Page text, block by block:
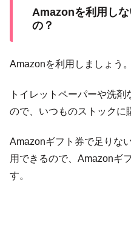
Amazonを利用し
の？
Amazonを利用しましょう。
トイレットペーパーや洗
ので、いつものストックに
Amazonギフト券で足りな
用できるので、Amazonギ
す。